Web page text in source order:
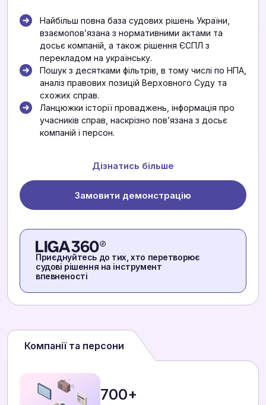
Найбільш повна база судових рішень України,
взаємоповʼязана з нормативними актами та
досьє компаній, а також рішення ЄСПЛ з
перекладом на українську.
Пошук з десятками фільтрів, в тому числі по НПА,
аналіз правових позицій Верховного Суду та
схожих справ.
Ланцюжки історії проваджень, інформація про
учасників справ, наскрізно повʼязана з досьє
компаній і персон.
Дізнатись більше
Замовити демонстрацію
Приєднуйтесь до тих, хто перетворює
судові рішення на інструмент
впевненості
Компанії та персони
700+